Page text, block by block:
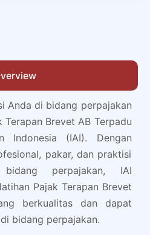
Anda di bidang perpajakan
Terapan Brevet AB Terpadu
Indonesia (IAI). Dengan
pakar, dan praktisi
perpajakan, IAI
Pajak Terapan Brevet
berkualitas dan dapat
bidang perpajakan.